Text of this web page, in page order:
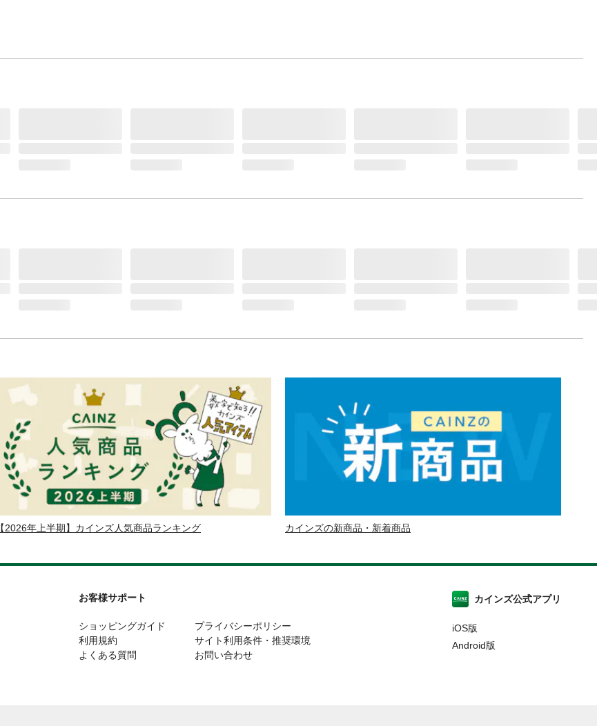
【2026年上半期】カインズ人気商品ランキング カインズの新商品・新着商品
お客様サポート
ショッピングガイド
利用規約
よくある質問
プライバシーポリシー
サイト利用条件・推奨環境
お問い合わせ
カインズ公式アプリ
iOS版
Android版